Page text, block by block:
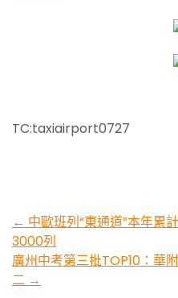
TC:taxiairport0727
Post
navigation
← 中歐班列“東通道”本年累
3000列
廣州中考第三批TOP10：華
二 →